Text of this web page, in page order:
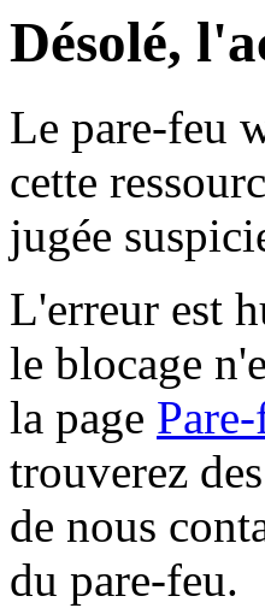
Désolé,
Le pare-feu
cette
jugée
L'erreur est
le blocage
la page
trouverez
de nous
du pare-feu.